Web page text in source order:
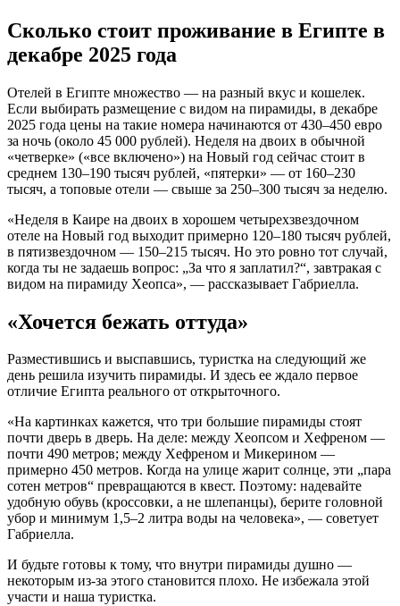
Сколько стоит проживание в Египте в
декабре 2025 года
Отелей в Египте множество — на разный вкус и кошелек.
Если выбирать размещение с видом на пирамиды, в декабре
2025 года цены на такие номера начинаются от 430–450 евро
за ночь (около 45 000 рублей). Неделя на двоих в обычной
«четверке» («все включено») на Новый год сейчас стоит в
среднем 130–190 тысяч рублей, «пятерки» — от 160–230
тысяч, а топовые отели — свыше за 250–300 тысяч за неделю.
«Неделя в Каире на двоих в хорошем четырехзвездочном
отеле на Новый год выходит примерно 120–180 тысяч рублей,
в пятизвездочном — 150–215 тысяч. Но это ровно тот случай,
когда ты не задаешь вопрос: „За что я заплатил?“, завтракая с
видом на пирамиду Хеопса», — рассказывает Габриелла.
«Хочется бежать оттуда»
Разместившись и выспавшись, туристка на следующий же
день решила изучить пирамиды. И здесь ее ждало первое
отличие Египта реального от открыточного.
«На картинках кажется, что три большие пирамиды стоят
почти дверь в дверь. На деле: между Хеопсом и Хефреном —
почти 490 метров; между Хефреном и Микерином —
примерно 450 метров. Когда на улице жарит солнце, эти „пара
сотен метров“ превращаются в квест. Поэтому: надевайте
удобную обувь (кроссовки, а не шлепанцы), берите головной
убор и минимум 1,5–2 литра воды на человека», — советует
Габриелла.
И будьте готовы к тому, что внутри пирамиды душно —
некоторым из-за этого становится плохо. Не избежала этой
участи и наша туристка.